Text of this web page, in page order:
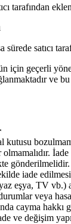
tarafından
sürede satıcı
için geçerli
ve bu
kutusu
iade
eşya, TV vb.)
veya
cayma hakkı
ve değişim